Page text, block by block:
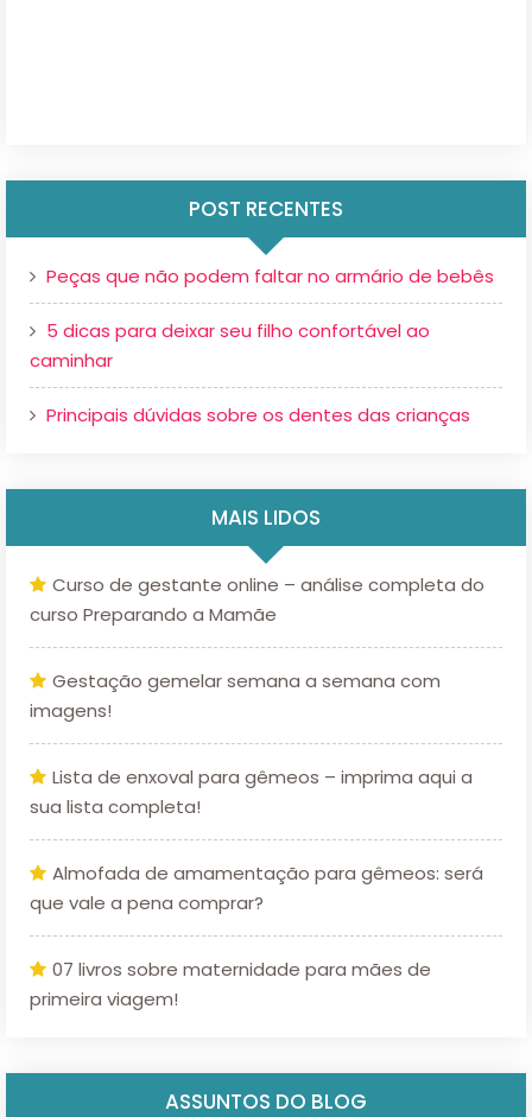
POST RECENTES
Peças que não podem faltar no armário de bebês
5 dicas para deixar seu filho confortável ao
caminhar
Principais dúvidas sobre os dentes das crianças
MAIS LIDOS
Curso de gestante online – análise completa do
curso Preparando a Mamãe
Gestação gemelar semana a semana com
imagens!
Lista de enxoval para gêmeos – imprima aqui a
sua lista completa!
Almofada de amamentação para gêmeos: será
que vale a pena comprar?
07 livros sobre maternidade para mães de
primeira viagem!
ASSUNTOS DO BLOG